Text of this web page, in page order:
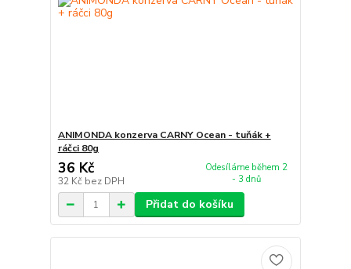
ANIMONDA konzerva CARNY Ocean - tuňák +
ráčci 80g
36 Kč
32 Kč bez DPH
Odesíláme během 2
- 3 dnů
Přidat do košíku